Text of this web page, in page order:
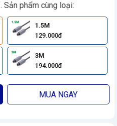
. Sản phẩm cùng loại:
1.5M
129.000đ
3M
194.000đ
MUA NGAY